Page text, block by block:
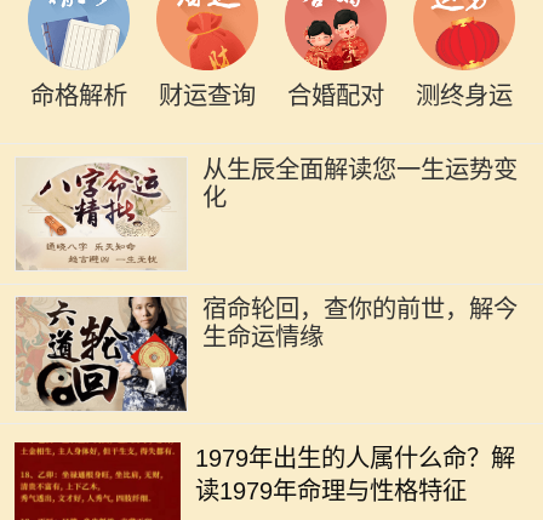
命格解析 财运查询 合婚配对 测终身运
从生辰全面解读您一生运势变
化
宿命轮回，查你的前世，解今
生命运情缘
1979年出生的人属什么命？解
读1979年命理与性格特征
而神秘的学问，承载了人们对未来的
期望与生活的智慧。尤其是生肖对命
理的影响更是让不少人颇感兴趣。